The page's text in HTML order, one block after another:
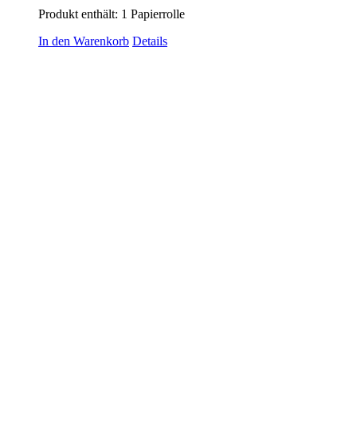
Produkt enthält: 1 Papierrolle
In den Warenkorb Details